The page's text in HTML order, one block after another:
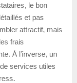
le bon
et pas
attractif, mais
frais
À l’inverse, un
services utiles